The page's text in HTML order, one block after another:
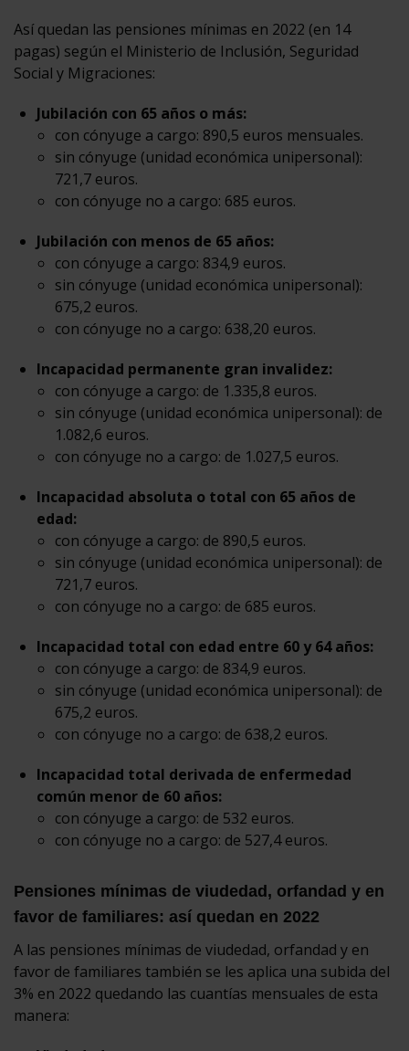
Así quedan las pensiones mínimas en 2022 (en 14
pagas) según el Ministerio de Inclusión, Seguridad
Social y Migraciones:
Jubilación con 65 años o más:
con cónyuge a cargo: 890,5 euros mensuales.
sin cónyuge (unidad económica unipersonal):
721,7 euros.
con cónyuge no a cargo: 685 euros.
Jubilación con menos de 65 años:
con cónyuge a cargo: 834,9 euros.
sin cónyuge (unidad económica unipersonal):
675,2 euros.
con cónyuge no a cargo: 638,20 euros.
Incapacidad permanente gran invalidez:
con cónyuge a cargo: de 1.335,8 euros.
sin cónyuge (unidad económica unipersonal): de
1.082,6 euros.
con cónyuge no a cargo: de 1.027,5 euros.
Incapacidad absoluta o total con 65 años de
edad:
con cónyuge a cargo: de 890,5 euros.
sin cónyuge (unidad económica unipersonal): de
721,7 euros.
con cónyuge no a cargo: de 685 euros.
Incapacidad total con edad entre 60 y 64 años:
con cónyuge a cargo: de 834,9 euros.
sin cónyuge (unidad económica unipersonal): de
675,2 euros.
con cónyuge no a cargo: de 638,2 euros.
Incapacidad total derivada de enfermedad
común menor de 60 años:
con cónyuge a cargo: de 532 euros.
con cónyuge no a cargo: de 527,4 euros.
Pensiones mínimas de viudedad, orfandad y en
favor de familiares: así quedan en 2022
A las pensiones mínimas de viudedad, orfandad y en
favor de familiares también se les aplica una subida del
3% en 2022 quedando las cuantías mensuales de esta
manera: